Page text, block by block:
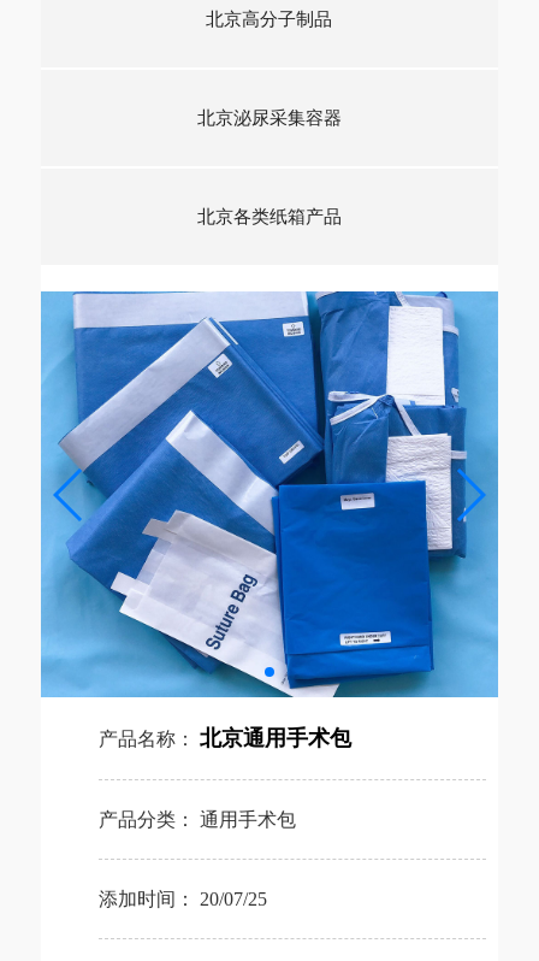
北京高分子制品
北京泌尿采集容器
北京各类纸箱产品
产品名称： 北京通用手术包
产品分类： 通用手术包
添加时间： 20/07/25